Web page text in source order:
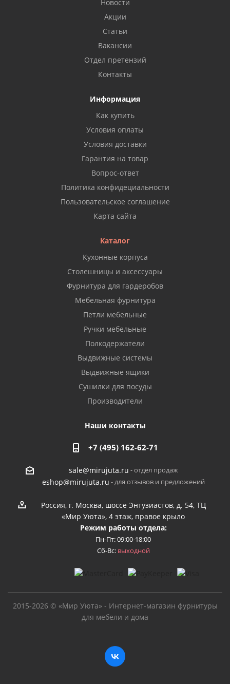
Новости
Акции
Статьи
Вакансии
Отдел претензий
Контакты
Информация
Как купить
Условия оплаты
Условия доставки
Гарантия на товар
Вопрос-ответ
Политика конфидециальности
Пользовательское соглашение
Карта сайта
Каталог
Кухонные корпуса
Столешницы и аксессуары
Фурнитура для гардеробов
Мебельная фурнитура
Петли мебельные
Ручки мебельные
Полкодержатели
Выдвижные системы
Выдвижные ящики
Сушилки для посуды
Производители
Наши контакты
+7 (495) 162-62-71
sale@mirujuta.ru - отдел продаж
eshop@mirujuta.ru - для отзывов и предложений
Россия, г. Москва, шоссе Энтузиастов, д. 54, ТЦ
«Мир Уюта», 4 этаж, правое крыло
Режим работы отдела:
Пн-Пт: 09:00-18:00
Сб-Вс: выходной
2015-2026 © «Мир Уюта» - Интернет-магазин фурнитуры
для мебели и дома